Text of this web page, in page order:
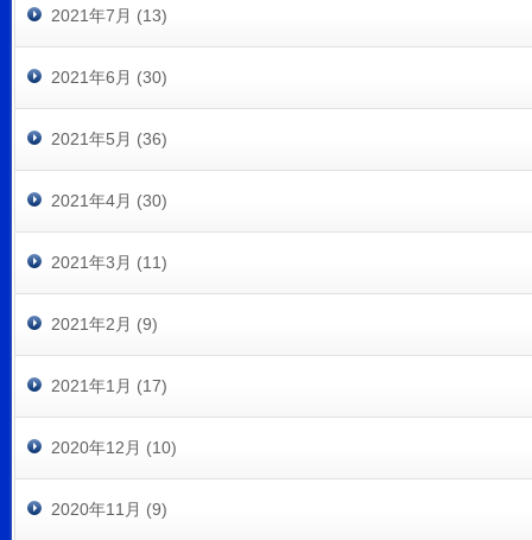
2021年7月 (13)
2021年6月 (30)
2021年5月 (36)
2021年4月 (30)
2021年3月 (11)
2021年2月 (9)
2021年1月 (17)
2020年12月 (10)
2020年11月 (9)